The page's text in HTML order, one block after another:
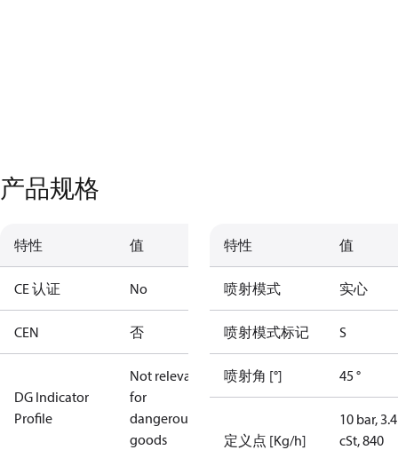
产品规格
特性 值
CE 认证 No
CEN 否
DG Indicator
Profile
Not relevant
for
dangerous
goods
特性 值
喷射模式 实心
喷射模式标记 S
喷射角 [°] 45 °
定义点 [Kg/h]
10 bar, 3.4
cSt, 840